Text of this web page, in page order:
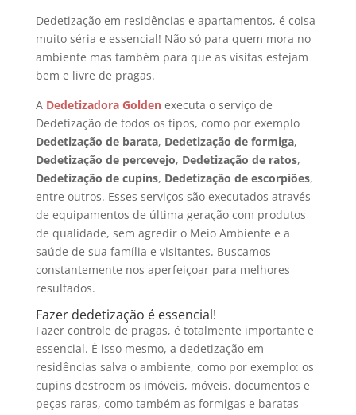
Dedetização em residências e apartamentos, é coisa
muito séria e essencial! Não só para quem mora no
ambiente mas também para que as visitas estejam
bem e livre de pragas.
A Dedetizadora Golden executa o serviço de
Dedetização de todos os tipos, como por exemplo
Dedetização de barata, Dedetização de formiga,
Dedetização de percevejo, Dedetização de ratos,
Dedetização de cupins, Dedetização de escorpiões,
entre outros. Esses serviços são executados através
de equipamentos de última geração com produtos
de qualidade, sem agredir o Meio Ambiente e a
saúde de sua família e visitantes. Buscamos
constantemente nos aperfeiçoar para melhores
resultados.
Fazer dedetização é essencial!
Fazer controle de pragas, é totalmente importante e
essencial. É isso mesmo, a dedetização em
residências salva o ambiente, como por exemplo: os
cupins destroem os imóveis, móveis, documentos e
peças raras, como também as formigas e baratas